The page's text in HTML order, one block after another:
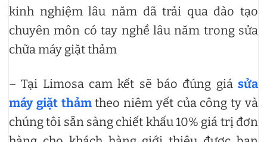
kinh nghiệm lâu năm đã trải qua đào tạo
chuyên môn có tay nghề lâu năm trong sửa
chữa máy giặt thảm
– Tại Limosa cam kết sẽ báo đúng giá sửa
máy giặt thảmtheo niêm yết của công ty và
chúng tôi sẵn sàng chiết khấu 10% giá trị đơn